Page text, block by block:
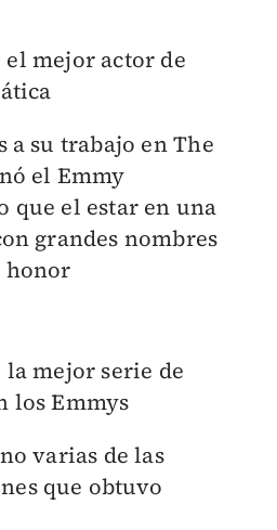
el mejor actor de
a su trabajo en The
el Emmy
que el estar en una
grandes nombres
honor
la mejor serie de
los Emmys
varias de las
que obtuvo